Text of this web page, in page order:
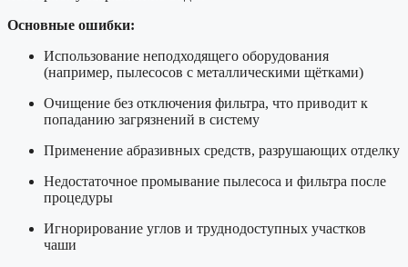
Основные ошибки:
Использование неподходящего оборудования
(например, пылесосов с металлическими щётками)
Очищение без отключения фильтра, что приводит к
попаданию загрязнений в систему
Применение абразивных средств, разрушающих отделку
Недостаточное промывание пылесоса и фильтра после
процедуры
Игнорирование углов и труднодоступных участков
чаши